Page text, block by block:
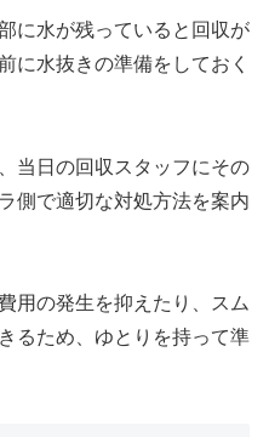
に水が残っていると回収が
に水抜きの準備をしておく
当日の回収スタッフにその
側で適切な対処方法を案内
用の発生を抑えたり、スム
るため、ゆとりを持って準